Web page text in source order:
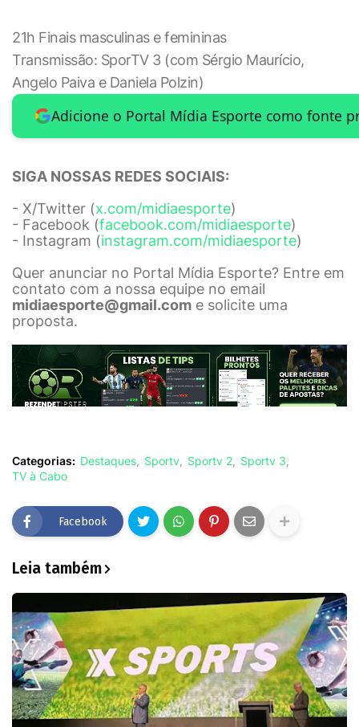
21h Finais masculinas e femininas
Transmissão: SporTV 3 (com Sérgio Maurício,
Angelo Paiva e Daniela Polzin)
Adicione o Portal Mídia Esporte como fonte
SIGA NOSSAS REDES SOCIAIS:
- X/Twitter (x.com/midiaesporte)
- Facebook (facebook.com/midiaesporte)
- Instagram (instagram.com/midiaesporte)
Quer anunciar no Portal Mídia Esporte? Entre em
contato com a nossa equipe no email
midiaesporte@gmail.com e solicite uma
proposta.
Categorias: Destaques Sportv Sportv 2
Sportv 3
TV à Cabo
Facebook
Leia também